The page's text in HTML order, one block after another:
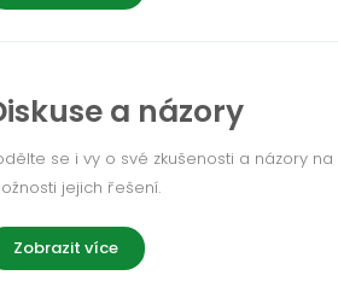
a názory
se i vy o své zkušenosti a názory
jejich řešení.
Zobrazit více